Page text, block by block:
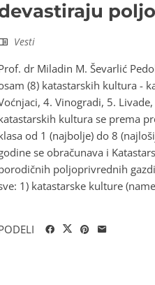
Vesti
dr Miladin M. Ševarlić
(8) katastarskih kultura -
4. Vinogradi, 5.
kultura se prema
od 1 (najbolje) do 8
se obračunava i
poljoprivrednih
1) katastarske kulture